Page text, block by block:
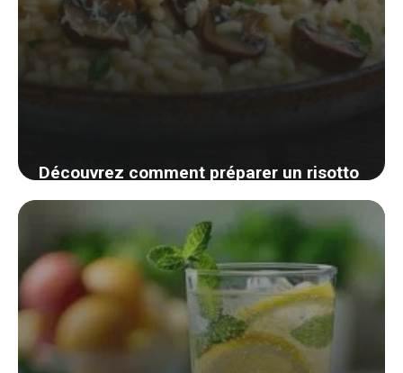
Découvrez comment préparer un risotto
aux champignons savoureux sans vous
ruiner !
2 septembre 2024